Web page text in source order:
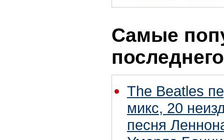
Самые
The Beatles
микс, 20
песня